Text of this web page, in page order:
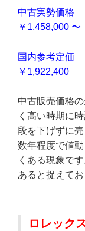
中古実勢価格
￥1,458,000 〜
国内参考定価
￥1,922,400
中古販売価格
く高い時期に
段を下げずに
数年程度で値
くある現象で
あると捉えてお
ロレック